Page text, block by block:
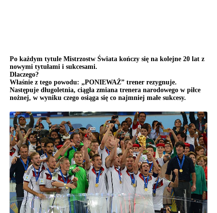
Po każdym tytule Mistrzostw Świata kończy się na kolejne 20 lat z
nowymi tytułami i sukcesami.
Dlaczego?
Właśnie z tego powodu: „PONIEWAŻ” trener rezygnuje.
Następuje długoletnia, ciągła zmiana trenera narodowego w piłce
nożnej, w wyniku czego osiąga się co najmniej małe sukcesy.